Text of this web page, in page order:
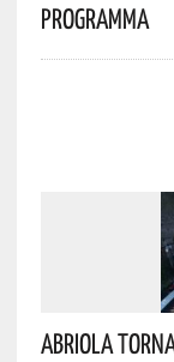
Programma
Abriola